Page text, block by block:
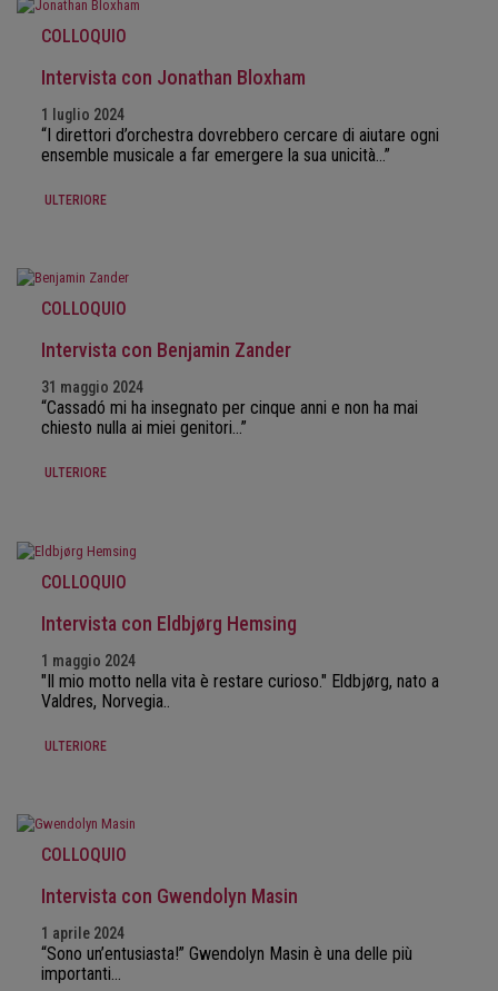
COLLOQUIO
Intervista con Jonathan Bloxham
1 luglio 2024
“I direttori d’orchestra dovrebbero cercare di aiutare ogni
ensemble musicale a far emergere la sua unicità…”
ULTERIORE
COLLOQUIO
Intervista con Benjamin Zander
31 maggio 2024
“Cassadó mi ha insegnato per cinque anni e non ha mai
chiesto nulla ai miei genitori…”
ULTERIORE
COLLOQUIO
Intervista con Eldbjørg Hemsing
1 maggio 2024
"Il mio motto nella vita è restare curioso." Eldbjørg, nato a
Valdres, Norvegia..
ULTERIORE
COLLOQUIO
Intervista con Gwendolyn Masin
1 aprile 2024
“Sono un’entusiasta!” Gwendolyn Masin è una delle più
importanti…